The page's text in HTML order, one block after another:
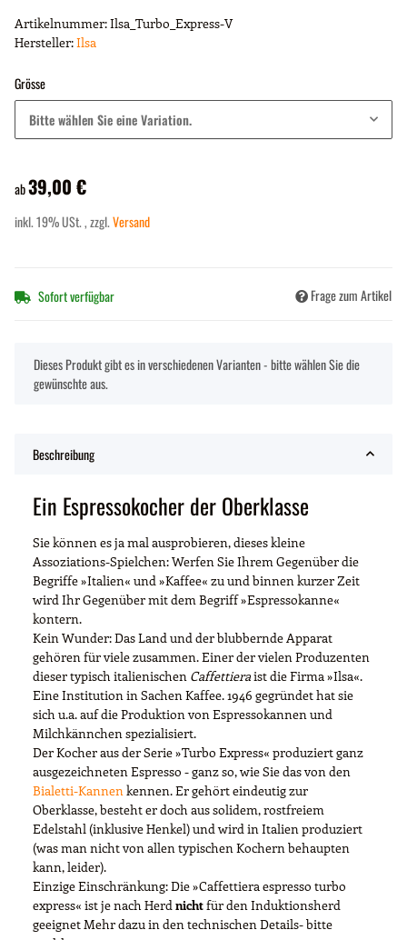
Artikelnummer:Ilsa_Turbo_Express-V
Hersteller:Ilsa
Grösse
Bitte wählen Sie eine Variation.
ab39,00 €
inkl. 19% USt. , zzgl.Versand
Sofort verfügbar Frage zum Artikel
xDieses Produkt gibt es in verschiedenen Varianten - bitte wählen Sie die
gewünschte aus.
Beschreibung
Ein Espressokocher der Oberklasse
Sie können es ja mal ausprobieren, dieses kleine
Assoziations-Spielchen: Werfen Sie Ihrem Gegenüber die
Begriffe »Italien« und »Kaffee« zu und binnen kurzer Zeit
wird Ihr Gegenüber mit dem Begriff »Espressokanne«
kontern.
Kein Wunder: Das Land und der blubbernde Apparat
gehören für viele zusammen. Einer der vielen Produzenten
dieser typisch italienischen Caffettieraist die Firma »Ilsa«.
Eine Institution in Sachen Kaffee. 1946 gegründet hat sie
sich u.a. auf die Produktion von Espressokannen und
Milchkännchen spezialisiert.
Der Kocher aus der Serie »Turbo Express« produziert ganz
ausgezeichneten Espresso - ganz so, wie Sie das von den
Bialetti-Kannen kennen. Er gehört eindeutig zur
Oberklasse, besteht er doch aus solidem, rostfreiem
Edelstahl (inklusive Henkel) und wird in Italien produziert
(was man nicht von allen typischen Kochern behaupten
kann, leider).
Einzige Einschränkung: Die »Caffettiera espresso turbo
express« ist je nach Herd nichtfür den Induktionsherd
geeignet Mehr dazu in den technischen Details- bitte